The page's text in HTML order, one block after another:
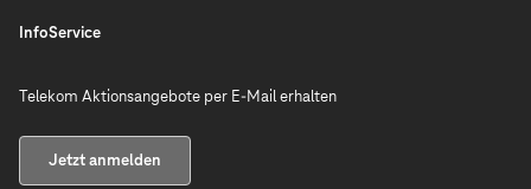
InfoService
Telekom Aktionsangebote per E-Mail erhalten
Jetzt anmelden